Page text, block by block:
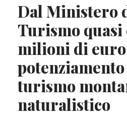
Dal Ministero
Turismo quasi
milioni di
turismo
naturalistico